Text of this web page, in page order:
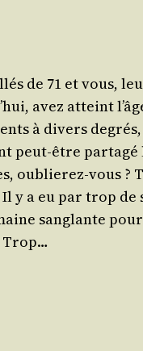
de 71 et vous,
avez atteint
à divers degrés,
peut-être partagé
oublierez-vous ?
y a eu par trop de
san­glante
Trop…